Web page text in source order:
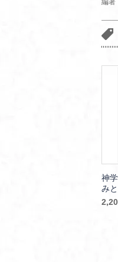
編著
神
み